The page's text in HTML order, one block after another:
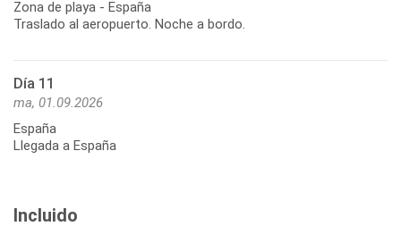
Zona de playa - España
Traslado al aeropuerto. Noche a bordo.
Día 11
ma, 01.09.2026
España
Llegada a España
Incluido